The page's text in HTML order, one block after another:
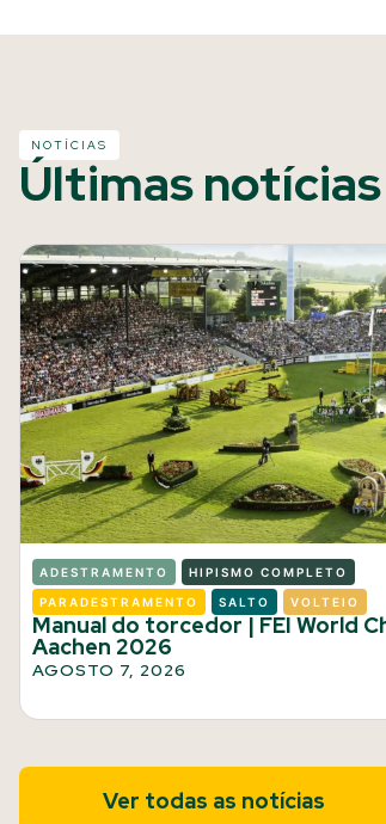
NOTÍCIAS
Últimas
ADESTRAMENTO HIPISMO COMPLETO
PARADESTRAMENTO SALTO VOLTEIO
Manual do torcedor | FEI World
Aachen 2026
AGOSTO 7, 2026
Ver todas as notícias